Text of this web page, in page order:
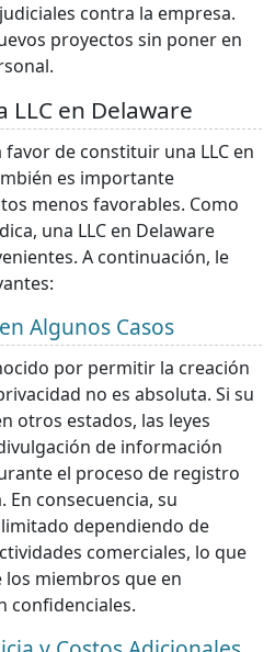
contra la empresa.
proyectos sin poner en
LLC en Delaware
de constituir una LLC en
es importante
menos favorables. Como
una LLC en Delaware
A continuación, le
Algunos Casos
por permitir la creación
no es absoluta. Si su
otros estados, las leyes
de información
el proceso de registro
consecuencia, su
dependiendo de
comerciales, lo que
miembros que en
confidenciales.